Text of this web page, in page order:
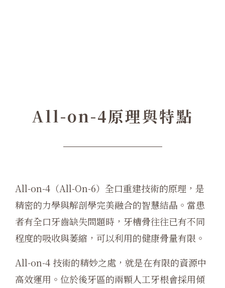
All-on-4原理與特點
All-on-4（All-On-6）全口重建技術的原理，是
精密的力學與解剖學完美融合的智慧結晶。當患
者有全口牙齒缺失問題時，牙槽骨往往已有不同
程度的吸收與萎縮，可以利用的健康骨量有限。
All-on-4 技術的精妙之處，就是在有限的資源中
高效運用。位於後牙區的兩顆人工牙根會採用傾